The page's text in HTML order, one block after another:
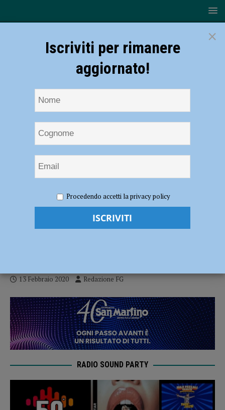
Cgil e Cisl: “Il Comune avrebbe dovuto ascoltare i sindacati”
Verde pubblico e Tar, Cgil e Cisl: “Il
13 Febbraio 2020 Redazione FG
RADIO SOUND PARTY
×
Iscriviti per rimanere
aggiornato!
Procedendo accetti la privacy policy